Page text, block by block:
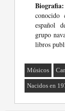
Biografia:
conocido
español
grupo
libros
Músicos
Nacidos en